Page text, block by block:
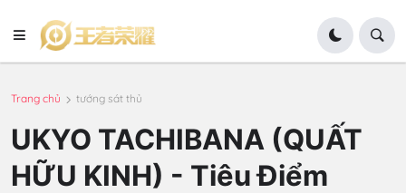
Trang chủ tướng sát thủ
UKYO TACHIBANA (QUẤT
HỮU KINH) - Tiêu Điểm